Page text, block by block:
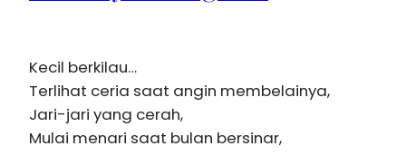
Kecil berkilau…
Terlihat ceria saat angin membelainya,
Jari-jari yang cerah,
Mulai menari saat bulan bersinar,